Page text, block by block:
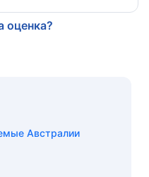
оценка?
Австралии